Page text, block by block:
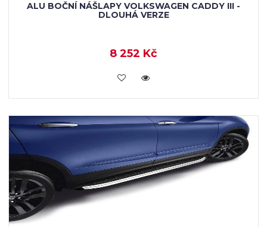
ALU BOČNÍ NÁŠLAPY VOLKSWAGEN CADDY III -
DLOUHÁ VERZE
8 252 Kč
KOUPIT